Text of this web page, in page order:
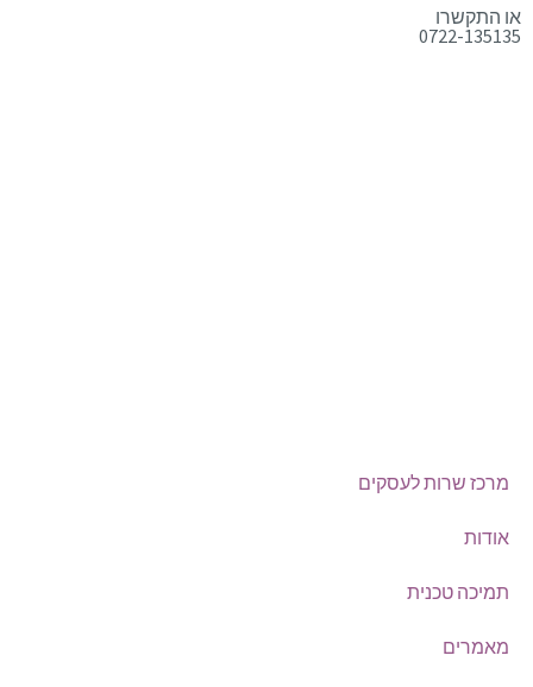
או התקשרו
0722-135135
מרכז שרות לעסקים
אודות
תמיכה טכנית
מאמרים